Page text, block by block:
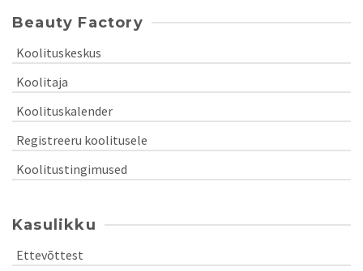
Beauty Factory
Koolituskeskus
Koolitaja
Koolituskalender
Registreeru koolitusele
Koolitustingimused
Kasulikku
Ettevõttest